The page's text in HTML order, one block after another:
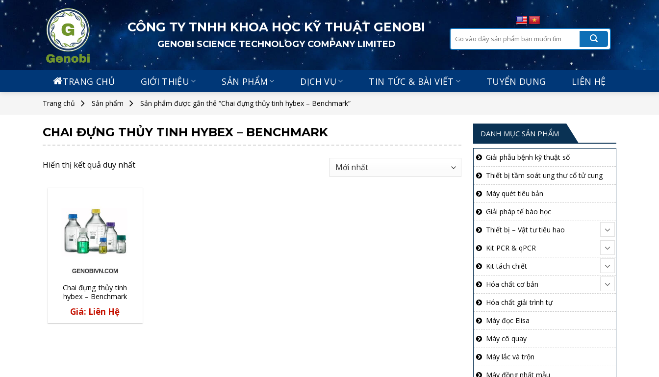
Skip
to
content
CÔNG TY TNHH KHOA HỌC KỸ THUẬT GENOBI
GENOBI SCIENCE TECHNOLOGY COMPANY LIMITED
kiếm:
TRANG CHỦ GIỚI THIỆU SẢN PHẨM DỊCH VỤ TIN TỨC & BÀI VIẾT TUYỂN DỤNG LIÊN HỆ
Trang chủ Sản phẩm Sản phẩm được gắn thẻ “Chai đựng thủy tinh hybex – Benchmark”
CHAI ĐỰNG THỦY TINH HYBEX – BENCHMARK
Hiển thị kết quả duy nhất
Chai đựng thủy tinh
hybex – Benchmark
Giá: Liên Hệ
DANH MỤC SẢN PHẨM
Giải phẫu bệnh kỹ thuật số
Thiết bị tầm soát ung thư cổ tử cung
Máy quét tiêu bản
Giải pháp tế bào học
Thiết bị – Vật tư tiêu hao
Kit PCR & qPCR
Kit tách chiết
Hóa chất cơ bản
Hóa chất giải trình tự
Máy đọc Elisa
Máy cô quay
Máy lắc và trộn
Máy đồng nhất mẫu